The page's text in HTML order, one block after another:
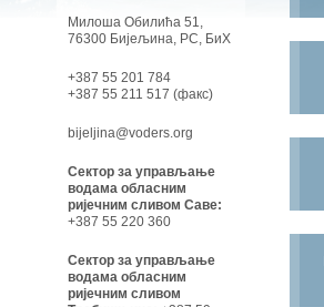
Милоша Обилића 51,
76300 Бијељина, РС, БиХ
+387 55 201 784
+387 55 211 517 (факс)
bijeljina@voders.org
Сектор за управљање
водама обласним
ријечним сливом Саве:
+387 55 220 360
Сектор за управљање
водама обласним
ријечним сливом